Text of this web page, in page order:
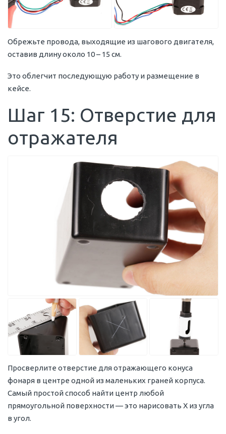
Обрежьте провода, выходящие из шагового двигателя,
оставив длину около 10 – 15 см.
Это облегчит последующую работу и размещение в
кейсе.
Шаг 15: Отверстие для
отражателя
Просверлите отверстие для отражающего конуса
фонаря в центре одной из маленьких граней корпуса.
Самый простой способ найти центр любой
прямоугольной поверхности — это нарисовать X из угла
в угол.